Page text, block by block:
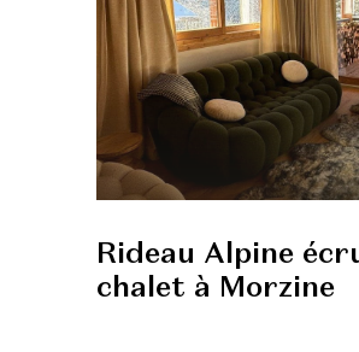
Rideau Alpine
chalet à Morzine